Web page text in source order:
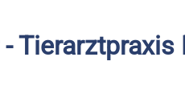
Tierarztpraxis